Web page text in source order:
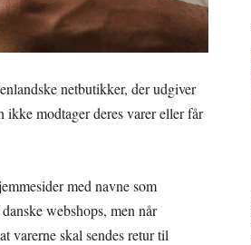
netbutikker, der udgiver
ikke modtager deres varer eller får
med navne som
webshops, men når
varerne skal sendes retur til